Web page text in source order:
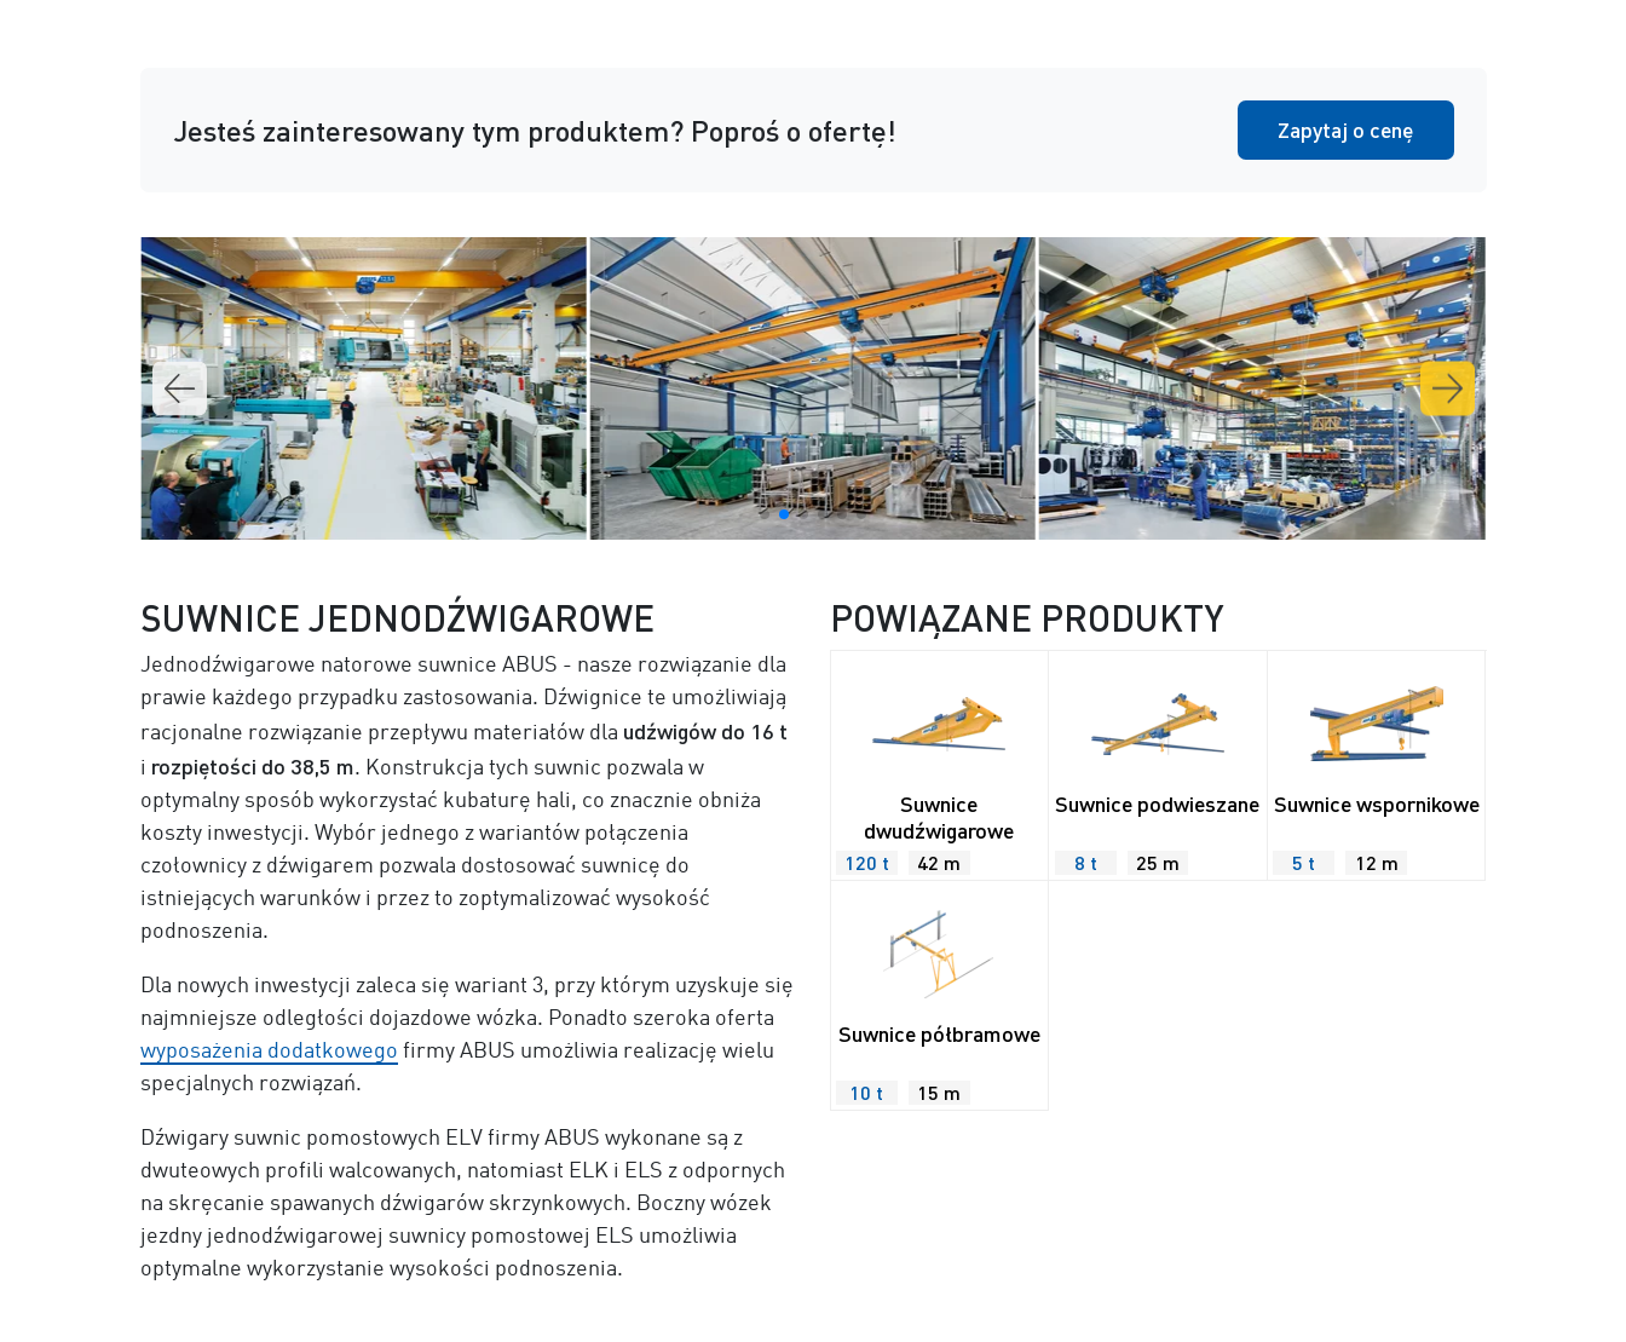
Jesteś zainteresowany tym produktem? Poproś o ofertę! Zapytaj o cenę
SUWNICE JEDNODŹWIGAROWE
Jednodźwigarowe natorowe suwnice ABUS - nasze rozwiązanie dla
prawie każdego przypadku zastosowania. Dźwignice te umożliwiają
racjonalne rozwiązanie przepływu materiałów dla udźwigów do 16 t
i rozpiętości do 38,5 m. Konstrukcja tych suwnic pozwala w
optymalny sposób wykorzystać kubaturę hali, co znacznie obniża
koszty inwestycji. Wybór jednego z wariantów połączenia
czołownicy z dźwigarem pozwala dostosować suwnicę do
istniejących warunków i przez to zoptymalizować wysokość
podnoszenia.
Dla nowych inwestycji zaleca się wariant 3, przy którym uzyskuje się
najmniejsze odległości dojazdowe wózka. Ponadto szeroka oferta
wyposażenia dodatkowego firmy ABUS umożliwia realizację wielu
specjalnych rozwiązań.
Dźwigary suwnic pomostowych ELV firmy ABUS wykonane są z
dwuteowych profili walcowanych, natomiast ELK i ELS z odpornych
na skręcanie spawanych dźwigarów skrzynkowych. Boczny wózek
jezdny jednodźwigarowej suwnicy pomostowej ELS umożliwia
optymalne wykorzystanie wysokości podnoszenia.
POWIĄZANE PRODUKTY
Suwnice
dwudźwigarowe
120 t 42 m
Suwnice podwieszane
8 t 25 m
Suwnice wspornikowe
5 t 12 m
Suwnice półbramowe
10 t 15 m